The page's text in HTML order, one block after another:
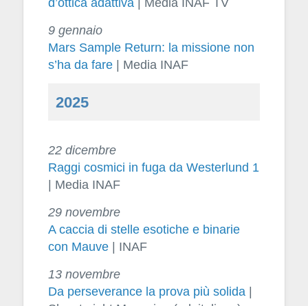
9 gennaio
Mars Sample Return: la missione non
s’ha da fare| Media INAF
2025
22 dicembre
Raggi cosmici in fuga da Westerlund 1
| Media INAF
29 novembre
A caccia di stelle esotiche e binarie
con Mauve| INAF
13 novembre
Da perseverance la prova più solida |